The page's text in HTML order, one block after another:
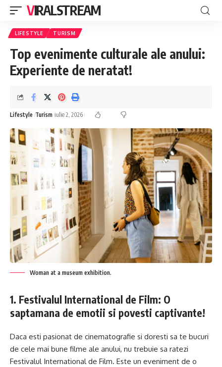
VIRALSTREAM
LIFESTYLE TURISM
Top evenimente culturale ale anului:
Experiente de neratat!
Lifestyle Turism iulie 2, 2026
Woman at a museum exhibition.
1. Festivalul International de Film: O
saptamana de emotii si povesti captivante!
Daca esti pasionat de cinematografie si doresti sa te bucuri
de cele mai bune filme ale anului, nu trebuie sa ratezi
Festivalul International de Film. Este un eveniment de o